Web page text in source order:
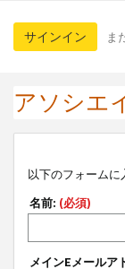
サインイン ま
アソシエ
以下のフォーム
名前: (必須)
メインEメールア